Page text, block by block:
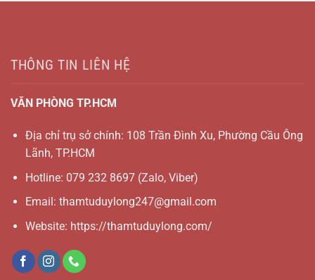
THÔNG TIN LIÊN HỆ
VĂN PHÒNG TP.HCM
Địa chỉ trụ sở chính: 108 Trần Đình Xu, Phường Cầu Ông
Lãnh, TP.HCM
Hotline: 079 232 8697(Zalo, Viber)
Email: thamtuduylong247@gmail.com
Website: https://thamtuduylong.com/